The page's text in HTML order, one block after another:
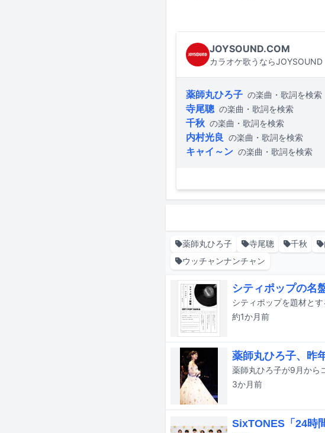
JOYSOUND.COM
カラオケ歌うならJOYSOUND
薬師丸ひろ子 の楽曲・歌詞を検索
寺尾聰 の楽曲・歌詞を検索
千秋 の楽曲・歌詞を検索
内村光良 の楽曲・歌詞を検索
キャイ～ン の楽曲・歌詞を検索
薬師丸ひろ子 寺尾聰 千秋
ウッチャンナンチャン
シティポップの名
シティポップを題材と
約1か月前
薬師丸ひろ子、昨
3か月前
SixTONES「24時